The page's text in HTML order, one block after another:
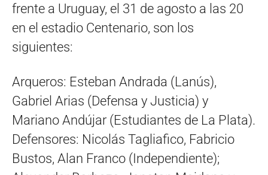
frente a Uruguay, el 31 de agosto a las 20
en el estadio Centenario, son los
siguientes:
Arqueros: Esteban Andrada (Lanús),
Gabriel Arias (Defensa y Justicia) y
Mariano Andújar (Estudiantes de La Plata).
Defensores: Nicolás Tagliafico, Fabricio
Bustos, Alan Franco (Independiente);